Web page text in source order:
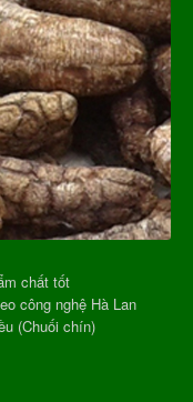
chất tốt
công nghệ Hà Lan
(Chuối chín)